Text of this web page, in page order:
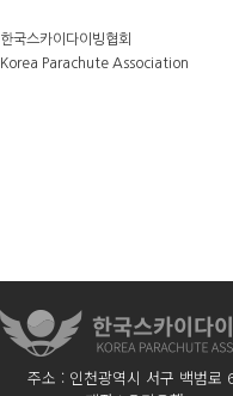
한국스카이다이빙협회
Korea Parachute Association
주소 : 인천광역시 서구 백범